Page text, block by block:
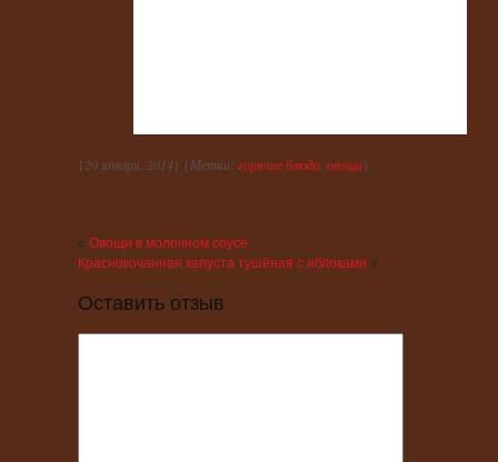
{20 января, 2014} {Метки: горячие блюда овощи}
« Овощи в молочном соусе
Краснокочанная капуста тушёная с яблоками »
Оставить отзыв